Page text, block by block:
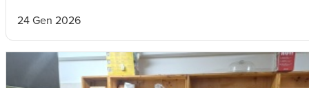
24 Gen 2026